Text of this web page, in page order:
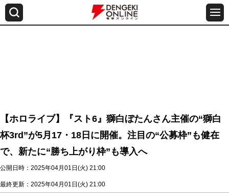
【ホロライブ】『スト6』獅白ぼたんさん主催の“獅白
杯3rd”が5月17・18日に開催。注目の“公募枠”も健在
で、新たに“勝ち上がり枠”も導入へ
公開日時：2025年04月01日(火) 21:00
最終更新：2025年04月01日(火) 21:00